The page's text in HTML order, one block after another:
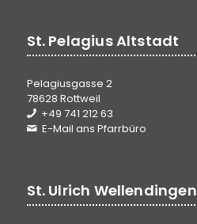
St. Pelagius Altstadt
Pelagiusgasse 2
78628 Rottweil
+49 741 212 63
E-Mail ans Pfarrbüro
St. Ulrich Wellendingen